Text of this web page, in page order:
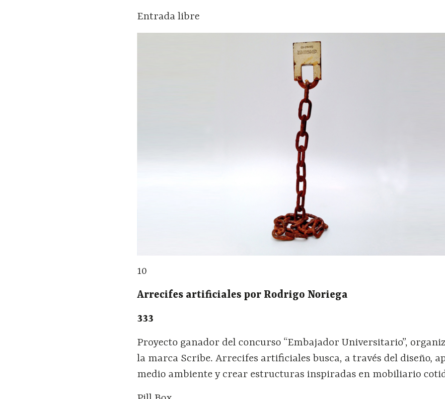
Entrada libre
10
Arrecifes artificiales por Rodrigo Noriega
333
Proyecto ganador del concurso “Embajador Universitario”,
la marca Scribe. Arrecifes artificiales busca, a través del diseño,
medio ambiente y crear estructuras inspiradas en mobiliario